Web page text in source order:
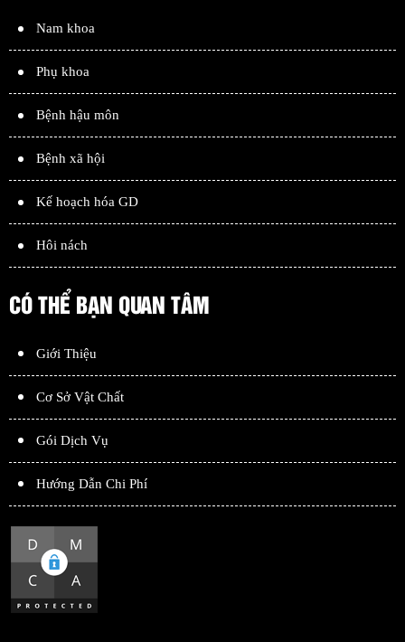
Nam khoa
Phụ khoa
Bệnh hậu môn
Bệnh xã hội
Kế hoạch hóa GD
Hôi nách
CÓ THỂ BẠN QUAN TÂM
Giới Thiệu
Cơ Sở Vật Chất
Gói Dịch Vụ
Hướng Dẫn Chi Phí